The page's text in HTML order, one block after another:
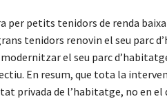
per petits tenidors de renda
tenidors renovin el seu parc
el seu parc
En resum, que tota la
privada de l’habitatge, no en